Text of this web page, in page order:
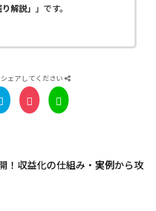
解説」 」です。
ェアしてください
！収益化の仕組み・ 実例から攻